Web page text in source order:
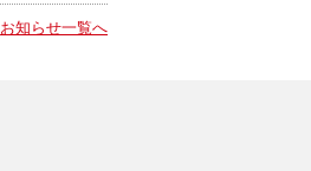
お知らせ一覧へ